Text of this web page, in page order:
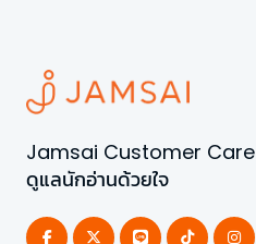
Jamsai Customer Care
ดูแลนักอ่านด้วยใจ